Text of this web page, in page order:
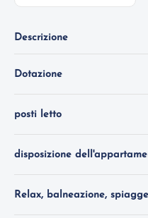
Descrizione
Dotazione
posti letto
disposizione
Relax, balneazione,